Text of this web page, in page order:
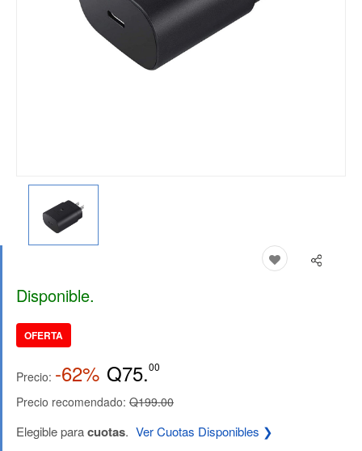
Disponible.
OFERTA
Precio: -62% Q75.00
Precio recomendado: Q199.00
Elegible paracuotas. Ver Cuotas Disponibles ❯